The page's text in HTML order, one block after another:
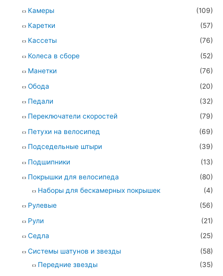
Камеры
(109)
Каретки
(57)
Кассеты
(76)
Колеса в сборе
(52)
Манетки
(76)
Обода
(20)
Педали
(32)
Переключатели скоростей
(79)
Петухи на велосипед
(69)
Подседельные штыри
(39)
Подшипники
(13)
Покрышки для велосипеда
(80)
Наборы для бескамерных покрышек
(4)
Рулевые
(56)
Рули
(21)
Седла
(25)
Системы шатунов и звезды
(58)
Передние звезды
(35)